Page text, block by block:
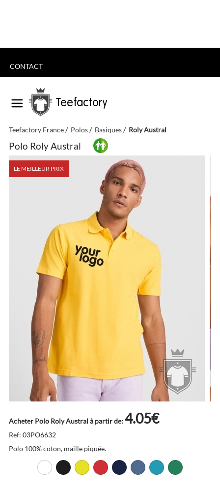
CONTACT
Teefactory
Teefactory France Polos Basiques Roly Austral
Polo Roly Austral
LE MEILLEUR PRIX
Acheter Polo Roly Austral à partir de:4.05€
Ref: 03PO6632
Polo 100% coton, maille piquée.